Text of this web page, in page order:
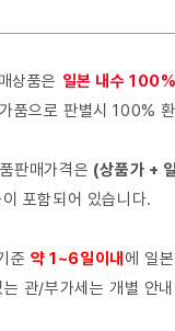
상품은 일본 내수
품으로 판별시 100%
판매가격은 (상품가 +
포함되어 있습니다.
준 약 1~6일이내 에 일
관/부가세는 개별 안